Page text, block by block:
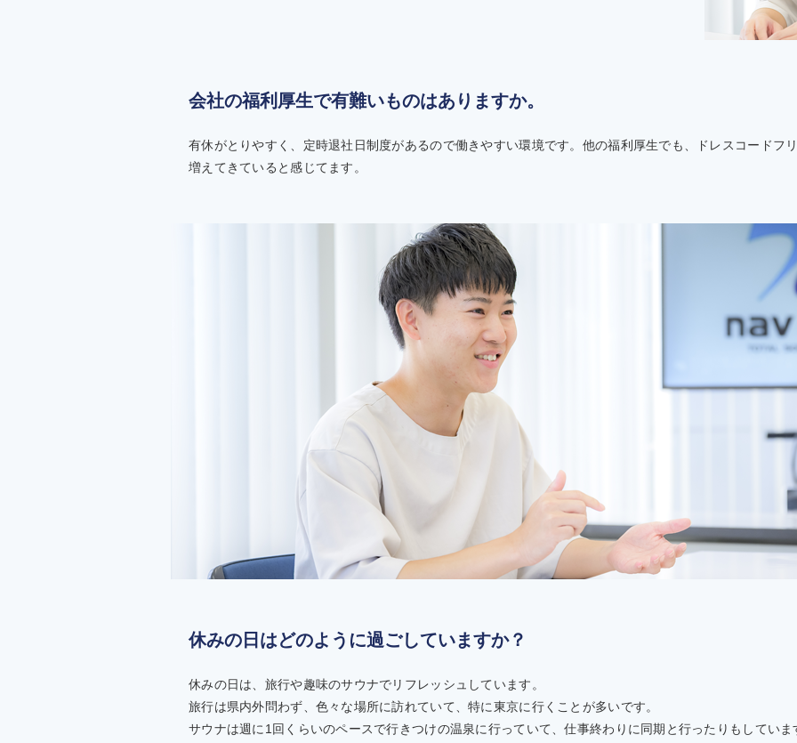
会社の福利厚生で有難いものはありますか。
有休がとりやすく、定時退社日制度があるので働きやすい環境です。他の福利厚生でも、ドレスコードフ
増えてきていると感じてます。
休みの日はどのように過ごしていますか？
休みの日は、旅行や趣味のサウナでリフレッシュしています。
旅行は県内外問わず、色々な場所に訪れていて、特に東京に行くことが多いです。
サウナは週に1回くらいのペースで行きつけの温泉に行っていて、仕事終わりに同期と行ったりもしていま